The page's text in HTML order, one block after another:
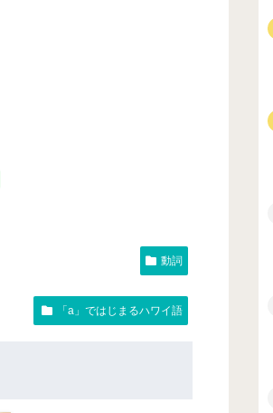
動詞
「a」ではじまるハワイ語